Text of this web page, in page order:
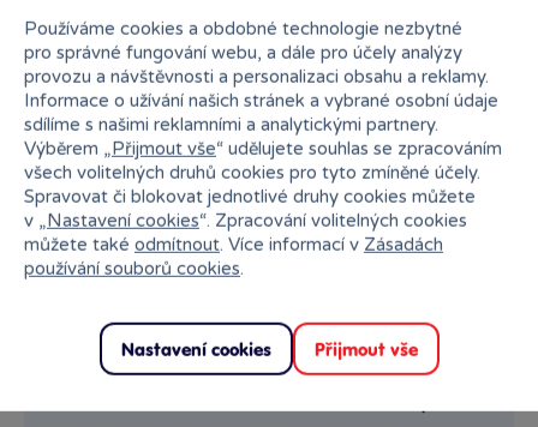
Používáme cookies a obdobné technologie nezbytné
pro správné fungování webu, a dále pro účely analýzy
provozu a návštěvnosti a personalizaci obsahu a reklamy.
Informace o užívání našich stránek a vybrané osobní údaje
sdílíme s našimi reklamními a analytickými partnery.
Výběrem „Přijmout vše“ udělujete souhlas se zpracováním
všech volitelných druhů cookies pro tyto zmíněné účely.
Spravovat či blokovat jednotlivé druhy cookies můžete
v „Nastavení cookies“. Zpracování volitelných cookies
můžete také odmítnout. Více informací v Zásadách
používání souborů cookies.
Nastavení cookies Přijmout vše